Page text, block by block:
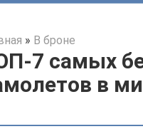
» В броне
7 самых
в